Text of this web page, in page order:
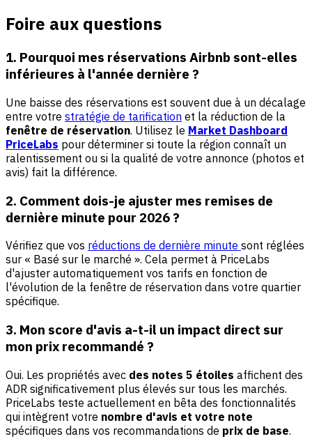
Foire aux questions
1. Pourquoi mes réservations Airbnb sont-elles
inférieures à l'année dernière ?
Une baisse des réservations est souvent due à un décalage
entre votre stratégie de tarification et la réduction de la
fenêtre de réservation. Utilisez le Market Dashboard
PriceLabs pour déterminer si toute la région connaît un
ralentissement ou si la qualité de votre annonce (photos et
avis) fait la différence.
2. Comment dois-je ajuster mes remises de
dernière minute pour 2026 ?
Vérifiez que vos réductions de dernière minute sont réglées
sur « Basé sur le marché ». Cela permet à PriceLabs
d'ajuster automatiquement vos tarifs en fonction de
l'évolution de la fenêtre de réservation dans votre quartier
spécifique.
3. Mon score d'avis a-t-il un impact direct sur
mon prix recommandé ?
Oui. Les propriétés avec des notes 5 étoiles affichent des
ADR significativement plus élevés sur tous les marchés.
PriceLabs teste actuellement en bêta des fonctionnalités
qui intègrent votre nombre d'avis et votre note
spécifiques dans vos recommandations de prix de base.